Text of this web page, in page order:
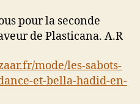
pour la seconde
de Plasticana. A.R
mode/les-sabots-
et-bella-hadid-en-